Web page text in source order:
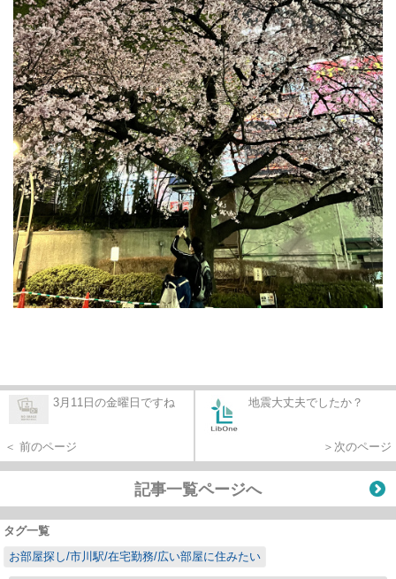
3月11日の金曜日ですね
＜ 前のページ
地震大丈夫でしたか？
＞次のページ
記事一覧ページへ
タグ一覧
お部屋探し/市川駅/在宅勤務/広い部屋に住みたい